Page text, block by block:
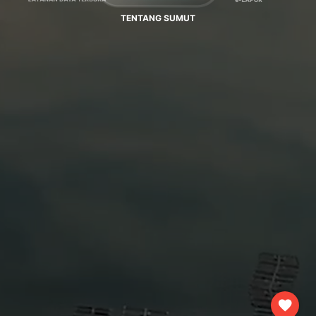
favorite
TENTANG SUMUT